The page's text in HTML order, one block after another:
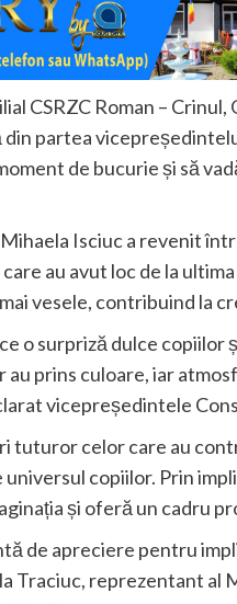
CSRZC Roman –
din partea
de bucurie și să
Isciuc a revenit
au avut loc de la
vesele, contribuind la
o surpriză dulce copiilor
au prins culoare, iar
vicepreședintele
tuturor celor care au
copiilor. Prin
și oferă un cadru
de apreciere pentru
Traciuc, reprezentant al